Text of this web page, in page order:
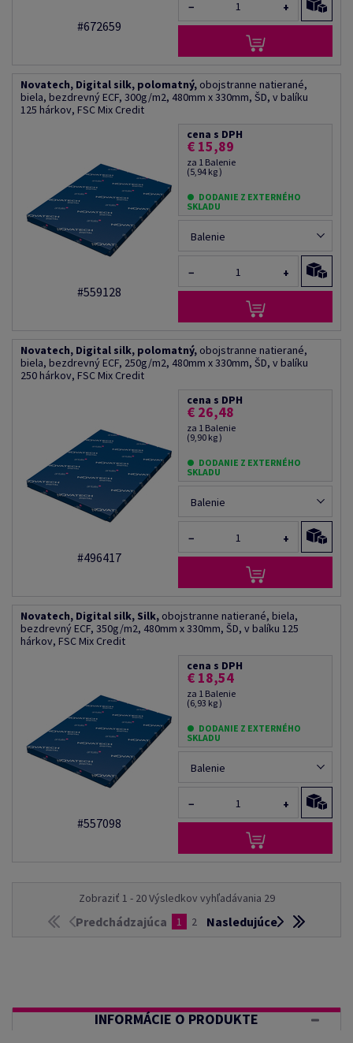
#672659
− +
Novatech, Digital silk, polomatný, obojstranne natierané,
biela, bezdrevný ECF, 300g/m2, 480mm x 330mm, ŠD, v balíku
125 hárkov, FSC Mix Credit
#559128
cena s DPH
€ 15,89
za 1 Balenie
(5,94 kg )
DODANIE Z EXTERNÉHO
SKLADU
Balenie
− +
Novatech, Digital silk, polomatný, obojstranne natierané,
biela, bezdrevný ECF, 250g/m2, 480mm x 330mm, ŠD, v balíku
250 hárkov, FSC Mix Credit
#496417
cena s DPH
€ 26,48
za 1 Balenie
(9,90 kg )
DODANIE Z EXTERNÉHO
SKLADU
Balenie
− +
Novatech, Digital silk, Silk, obojstranne natierané, biela,
bezdrevný ECF, 350g/m2, 480mm x 330mm, ŠD, v balíku 125
hárkov, FSC Mix Credit
#557098
cena s DPH
€ 18,54
za 1 Balenie
(6,93 kg )
DODANIE Z EXTERNÉHO
SKLADU
Balenie
− +
Zobraziť 1 - 20 Výsledkov vyhľadávania 29
Predchádzajúca 1 2 Nasledujúce
INFORMÁCIE O PRODUKTE